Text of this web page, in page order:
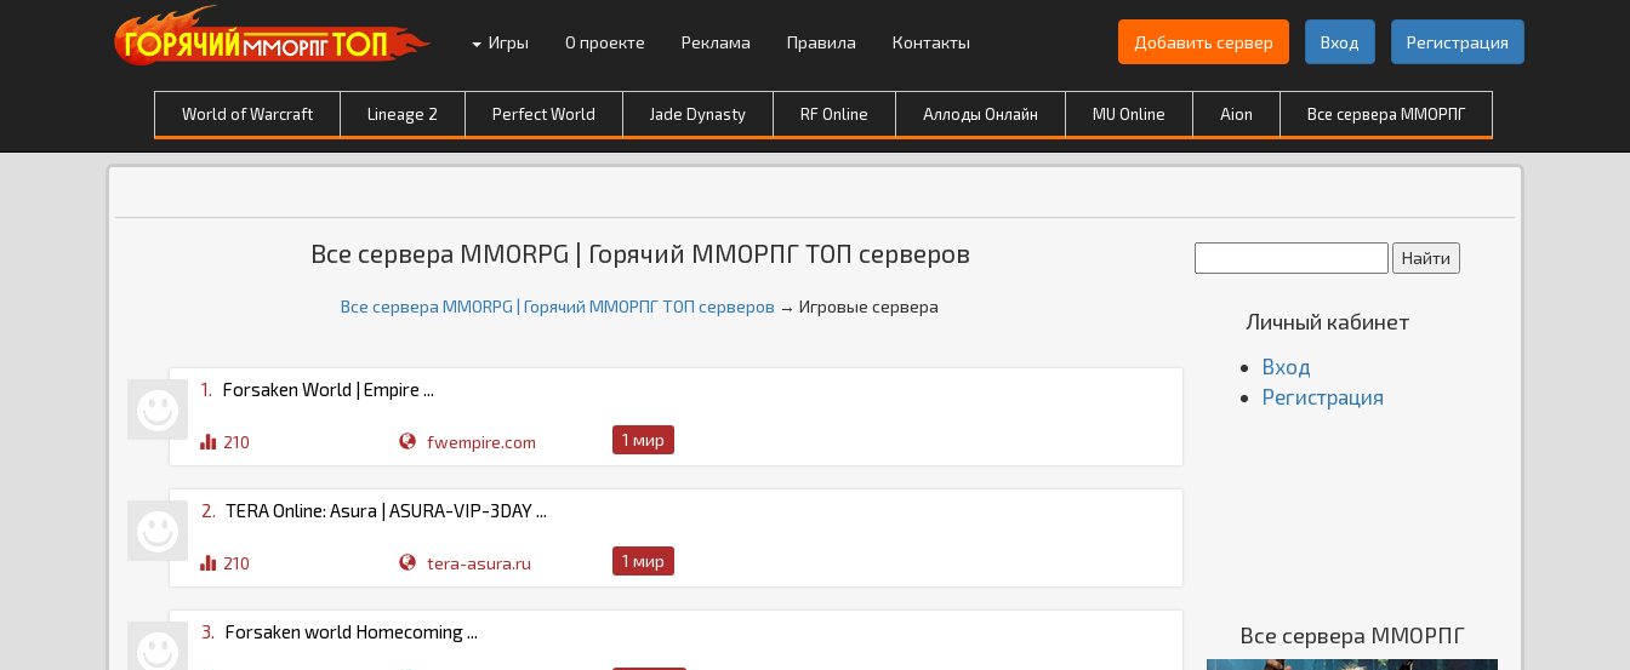
Игры О проекте Реклама Правила Контакты Добавить сервер Вход Регистрация
World of Warcraft Lineage 2 Perfect World Jade Dynasty RF Online Аллоды Онлайн MU Online Aion Все сервера ММОРПГ
Все сервера MMORPG | Горячий ММОРПГ ТОП серверов
Все сервера MMORPG | Горячий ММОРПГ ТОП серверов → Игровые сервера
1. Forsaken World | Empire ...
210 fwempire.com 1 мир
2. TERA Online: Asura | ASURA-VIP-3DAY ...
210 tera-asura.ru 1 мир
3. Forsaken world Homecoming ...
Личный кабинет
Вход
Регистрация
Все сервера ММОРПГ